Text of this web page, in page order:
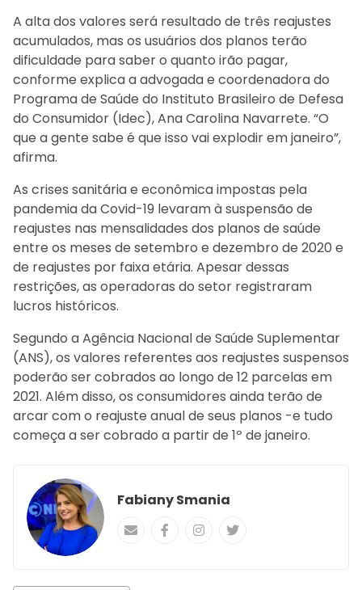
A alta dos valores será resultado de três reajustes
acumulados, mas os usuários dos planos terão
dificuldade para saber o quanto irão pagar,
conforme explica a advogada e coordenadora do
Programa de Saúde do Instituto Brasileiro de Defesa
do Consumidor (Idec), Ana Carolina Navarrete. “O
que a gente sabe é que isso vai explodir em janeiro”,
afirma.
As crises sanitária e econômica impostas pela
pandemia da Covid-19 levaram à suspensão de
reajustes nas mensalidades dos planos de saúde
entre os meses de setembro e dezembro de 2020 e
de reajustes por faixa etária. Apesar dessas
restrições, as operadoras do setor registraram
lucros históricos.
Segundo a Agência Nacional de Saúde Suplementar
(ANS), os valores referentes aos reajustes suspensos
poderão ser cobrados ao longo de 12 parcelas em
2021. Além disso, os consumidores ainda terão de
arcar com o reajuste anual de seus planos -e tudo
começa a ser cobrado a partir de 1º de janeiro.
Fabiany Smania